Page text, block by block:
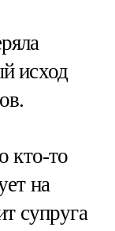
исход
кто-то
на
супруга